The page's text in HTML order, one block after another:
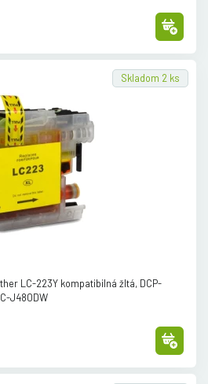
Skladom 2 ks
LC-223Y kompatibilná žltá, DCP-
J480DW